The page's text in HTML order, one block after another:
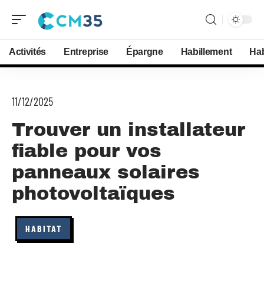
Activités Entreprise Épargne Habillement
11/12/2025
Trouver un installateur
fiable pour vos
panneaux solaires
photovoltaïques
HABITAT